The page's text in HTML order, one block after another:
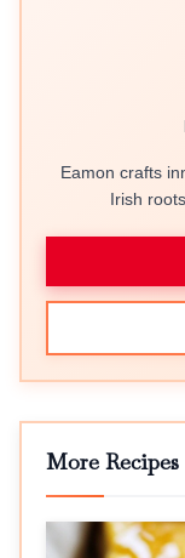
Eamon crafts
Irish
More Recipes